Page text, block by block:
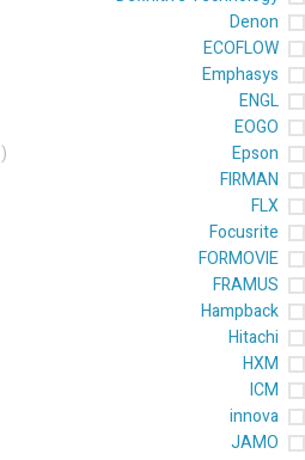
Denon
ECOFLOW
Emphasys
ENGL
EOGO
Epson
(136)
FIRMAN
FLX
Focusrite
FORMOVIE
FRAMUS
Hampback
Hitachi
HXM
ICM
innova
JAMO